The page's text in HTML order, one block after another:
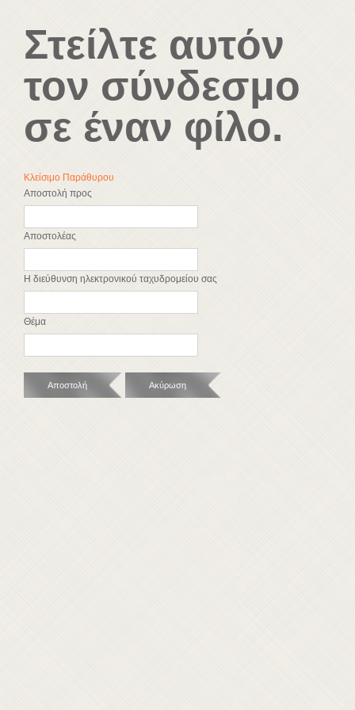
Στείλτε αυτόν
τον σύνδεσμο
σε έναν φίλο.
Κλείσιμο Παράθυρου
Αποστολή προς
Αποστολέας
Η διεύθυνση ηλεκτρονικού ταχυδρομείου σας
Θέμα
Αποστολή Ακύρωση